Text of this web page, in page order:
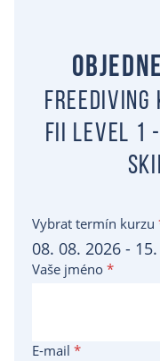
Fii level 1 -
Vybrat termín kurzu
Vaše jméno *
E-mail *